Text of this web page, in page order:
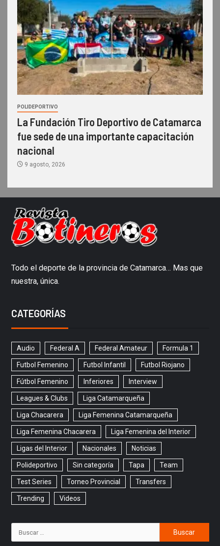
POLIDEPORTIVO
La Fundación Tiro Deportivo de Catamarca
fue sede de una importante capacitación
nacional
9 agosto, 2026
Todo el deporte de la provincia de Catamarca… Mas que
nuestra, única.
CATEGORÍAS
Audio Federal A Federal Amateur Formula 1
Futbol Femenino Futbol Infantil Futbol Riojano
Fútbol Femenino Inferiores Interview
Leagues & Clubs Liga Catamarqueña
Liga Chacarera Liga Femenina Catamarqueña
Liga Femenina Chacarera Liga Femenina del Interior
Ligas del Interior Nacionales Noticias
Polideportivo Sin categoría Tapa Team
Test Series Torneo Provincial Transfers
Trending Videos